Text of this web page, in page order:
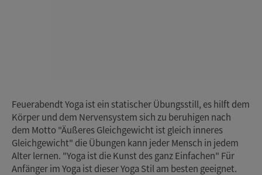
Feuerabendt Yoga ist ein statischer Übungsstill, es hilft dem
Körper und dem Nervensystem sich zu beruhigen nach
dem Motto "Äußeres Gleichgewicht ist gleich inneres
Gleichgewicht" die Übungen kann jeder Mensch in jedem
Alter lernen. "Yoga ist die Kunst des ganz Einfachen" Für
Anfänger im Yoga ist dieser Yoga Stil am besten geeignet.